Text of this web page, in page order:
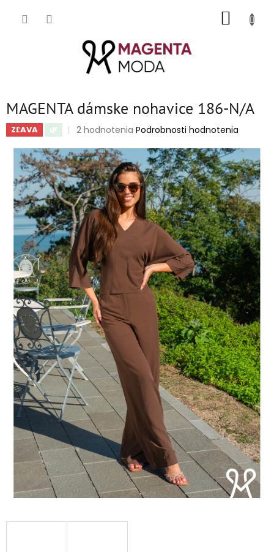
MAGENTA dámske nohavice 186-N/A
ZĽAVA 🌿
Priemerné
produktu
je
5,0
z
5
hviezdičiek.
2 hodnotenia Podrobnosti hodnotenia